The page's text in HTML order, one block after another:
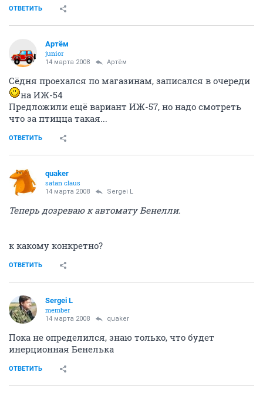
ОТВЕТИТЬ
Артём
juniоr
14 марта 2008 Артём
Сёдня проехался по магазинам, записался в очереди
на ИЖ-54
Предложили ещё вариант ИЖ-57, но надо смотреть
что за птицца такая...
ОТВЕТИТЬ
quaker
satan claus
14 марта 2008 Sergei L
Теперь дозреваю к автомату Бенелли.
к какому конкретно?
ОТВЕТИТЬ
Sergei L
member
14 марта 2008 quaker
Пока не определился, знаю только, что будет
инерционная Бенелька
ОТВЕТИТЬ